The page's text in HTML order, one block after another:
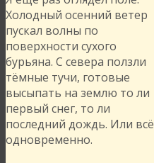
Холодный осенний ветер
пускал волны по
поверхности сухого
бурьяна. С севера ползли
тёмные тучи, готовые
высыпать на землю то ли
первый снег, то ли
последний дождь. Или всё
одновременно.